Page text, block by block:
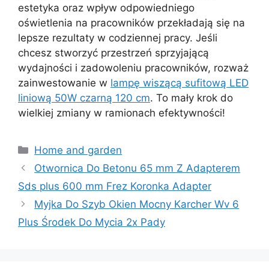
estetyka oraz wpływ odpowiedniego
oświetlenia na pracowników przekładają się na
lepsze rezultaty w codziennej pracy. Jeśli
chcesz stworzyć przestrzeń sprzyjającą
wydajności i zadowoleniu pracowników, rozważ
zainwestowanie w lampę wiszącą sufitową LED
liniową 50W czarną 120 cm. To mały krok do
wielkiej zmiany w ramionach efektywności!
Kategorie
Home and garden
Otwornica Do Betonu 65 mm Z Adapterem
Sds plus 600 mm Frez Koronka Adapter
Myjka Do Szyb Okien Mocny Karcher Wv 6
Plus Środek Do Mycia 2x Pady